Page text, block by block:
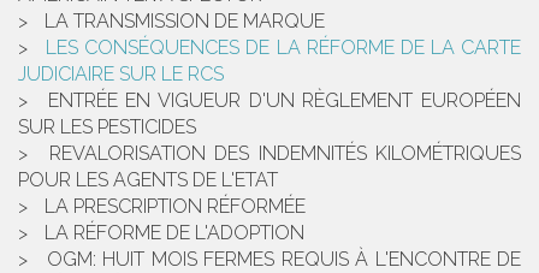
LA TRANSMISSION DE MARQUE
LES CONSÉQUENCES DE LA RÉFORME DE LA CARTE
JUDICIAIRE SUR LE RCS
ENTRÉE EN VIGUEUR D'UN RÈGLEMENT EUROPÉEN
SUR LES PESTICIDES
REVALORISATION DES INDEMNITÉS KILOMÉTRIQUES
POUR LES AGENTS DE L'ETAT
LA PRESCRIPTION RÉFORMÉE
LA RÉFORME DE L'ADOPTION
OGM: HUIT MOIS FERMES REQUIS À L'ENCONTRE DE